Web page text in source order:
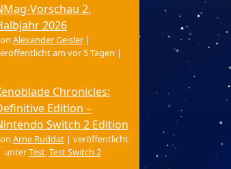
Vorschau 2.
2026
Alexander Geisler|
am vor 5 Tagen |
Chronicles:
Edition –
Switch 2 Edition
Arne Ruddat| veröffentlicht
unterTest,Test Switch 2